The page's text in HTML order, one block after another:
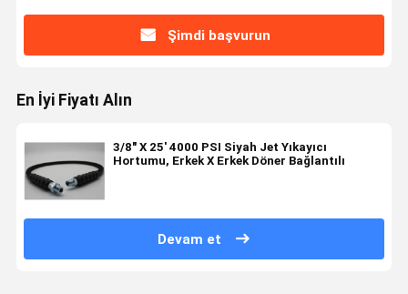
Şimdi başvurun
En İyi Fiyatı Alın
3/8" X 25' 4000 PSI Siyah Jet Yıkayıcı
Hortumu, Erkek X Erkek Döner Bağlantılı
Devam et